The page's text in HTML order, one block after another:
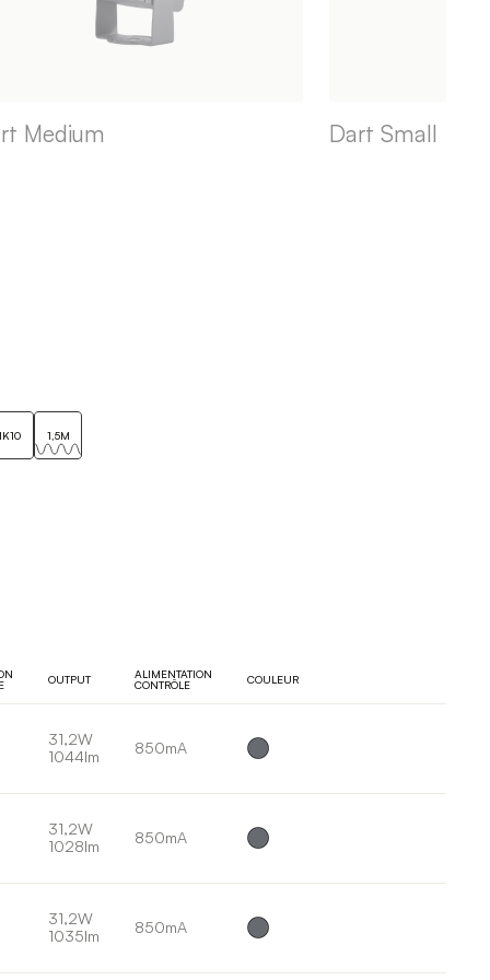
Medium Dart Small
IK10 1,5M
OUTPUT
ALIMENTATION
CONTRÔLE
COULEUR
31,2W
1044lm
850mA
31,2W
1028lm
850mA
31,2W
1035lm
850mA